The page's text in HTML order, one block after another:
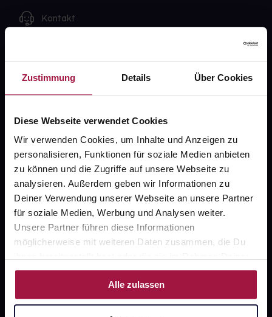
Zustimmung Details Über Cookies
Diese Webseite verwendet Cookies
Wir verwenden Cookies, um Inhalte und Anzeigen zu
personalisieren, Funktionen für soziale Medien anbieten
zu können und die Zugriffe auf unsere Webseite zu
analysieren. Außerdem geben wir Informationen zu
Deiner Verwendung unserer Webseite an unsere Partner
für soziale Medien, Werbung und Analysen weiter.
Unsere Partner führen diese Informationen
möglicherweise mit weiteren Daten zusammen, die Du
Nutzung der Dienste gesammelt haben.
Alle zulassen
Kontakt
Widerrufsformular
gesund.de
Über uns
Karriere
Barrierefreiheitserklärung
gesund-versorger.de